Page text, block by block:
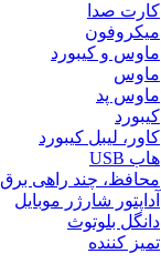
کارت صدا
میکروفون
ماوس و کیبورد
ماوس
ماوس پد
کیبورد
کاور، لیبل کیبورد
هاب USB
محافظ، چند راهی برق
آداپتور شارژر موبایل
دانگل بلوتوث
تمیز کننده